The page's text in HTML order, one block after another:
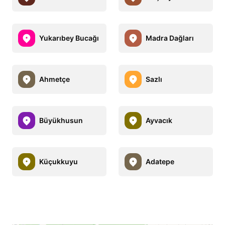
Yukarıbey Bucağı Madra Dağları
Ahmetçe Sazlı
Büyükhusun Ayvacık
Küçukkuyu Adatepe